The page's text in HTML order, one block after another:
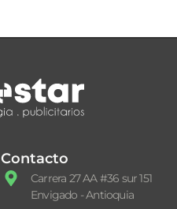
Contacto
Carrera 27 AA #36 sur 151
Envigado - Antioquia